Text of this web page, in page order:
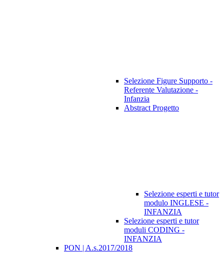
Selezione Figure Supporto -
Referente Valutazione -
Infanzia
Abstract Progetto
Selezione esperti e tutor
modulo INGLESE -
INFANZIA
Selezione esperti e tutor
moduli CODING -
INFANZIA
PON | A.s.2017/2018